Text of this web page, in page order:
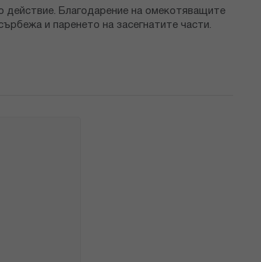
Благодарение на омекотяващите
и паренето на засегнатите части.